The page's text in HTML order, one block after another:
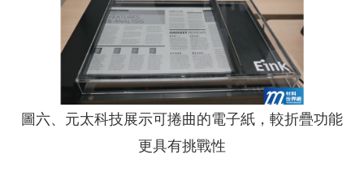
圖六、元太科技展示可捲曲的電子紙，較折疊功能
更具有挑戰性